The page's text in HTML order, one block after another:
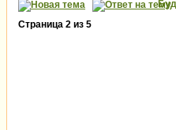
Страница 2 из 5